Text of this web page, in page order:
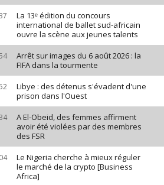
La 13ᵉ édition du concours
international de ballet sud-africain
ouvre la scène aux jeunes talents
Arrêt sur images du 6 août 2026 : la
FIFA dans la tourmente
Libye : des détenus s'évadent d'une
prison dans l'Ouest
A El-Obeid, des femmes affirment
avoir été violées par des membres
des FSR
Le Nigeria cherche à mieux réguler
le marché de la crypto [Business
Africa]